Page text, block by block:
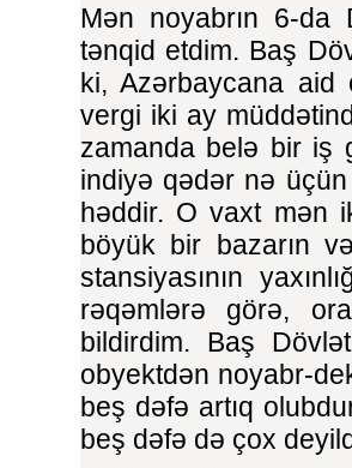
Mən noyabrın 6-da
tənqid etdim. Baş
ki, Azərbaycana aid
vergi iki ay
zamanda belə bir iş
indiyə qədər nə
həddir. O vaxt mən
böyük bir bazarın
stansiyasının
rəqəmlərə görə,
bildirdim. Baş
obyektdən noyabr-
beş dəfə artıq
beş dəfə də çox